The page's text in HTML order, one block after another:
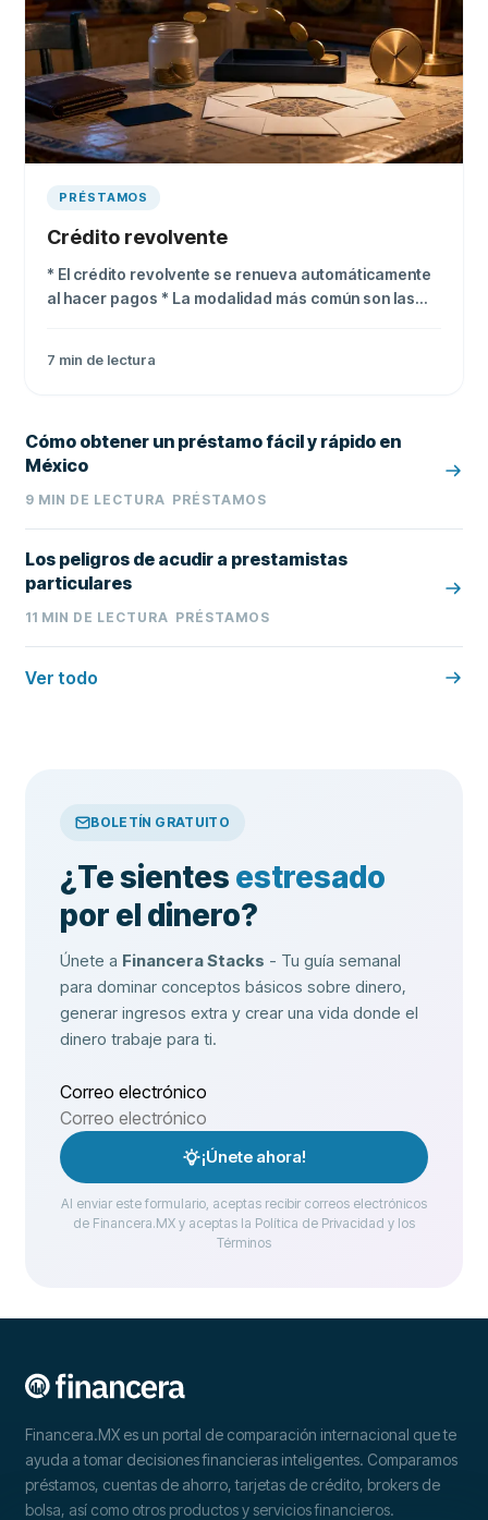
PRÉSTAMOS
Crédito revolvente
* El crédito revolvente se renueva automáticamente
al hacer pagos * La modalidad más común son las
7 min de lectura
Cómo obtener un préstamo fácil y rápido en
México
9 MIN DE LECTURA PRÉSTAMOS
Los peligros de acudir a prestamistas
particulares
11 MIN DE LECTURA PRÉSTAMOS
Ver todo
BOLETÍN GRATUITO
¿Te sientes estresado
por el dinero?
Únete a Financera Stacks - Tu guía semanal
para dominar conceptos básicos sobre dinero,
generar ingresos extra y crear una vida donde el
dinero trabaje para ti.
Correo electrónico
¡Únete ahora!
Al enviar este formulario, aceptas recibir correos electrónicos
de Financera.MX y aceptas la Política de Privacidad y los
Términos
Financera.MX es un portal de comparación internacional que te
ayuda a tomar decisiones financieras inteligentes. Comparamos
préstamos, cuentas de ahorro, tarjetas de crédito, brokers de
bolsa, así como otros productos y servicios financieros.